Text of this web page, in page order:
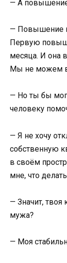
— А
— Повышение
Первую
месяца. И она
Мы не можем
— Но ты бы
человеку
— Я не хочу
собственную
в своём
мне, что
— Значит,
мужа?
— Моя